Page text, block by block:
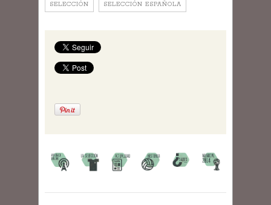
SELECCIÓN SELECCIÓN ESPAÑOLA